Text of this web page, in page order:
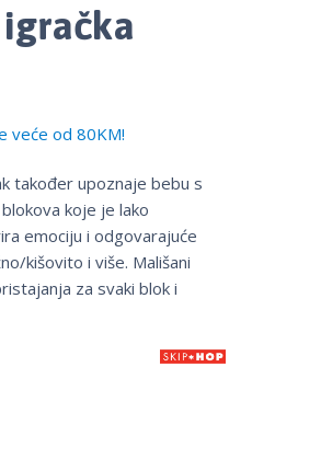
igračka
veće od 80KM!
također upoznaje bebu s
koje je lako
emociju i odgovarajuće
kišovito i više. Mališani
za svaki blok i